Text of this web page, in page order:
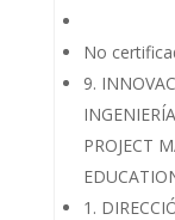
No
9.
PROJECT
1.